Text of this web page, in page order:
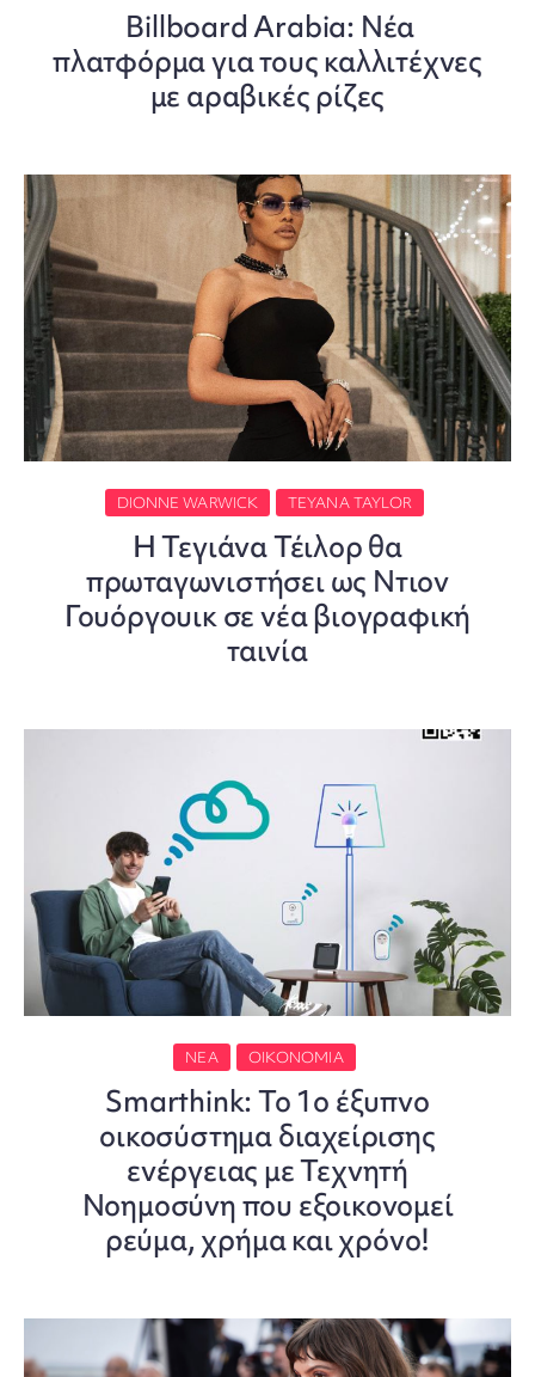
Billboard Arabia: Νέα
πλατφόρμα για τους καλλιτέχνες
με αραβικές ρίζες
DIONNE WARWICK TEYANA TAYLOR
Η Τεγιάνα Τέιλορ θα
πρωταγωνιστήσει ως Ντιον
Γουόργουικ σε νέα βιογραφική
ταινία
ΝΈΑ ΟΙΚΟΝΟΜΊΑ
Smarthink: Το 1ο έξυπνο
οικοσύστημα διαχείρισης
ενέργειας με Τεχνητή
Νοημοσύνη που εξοικονομεί
ρεύμα, χρήμα και χρόνο!